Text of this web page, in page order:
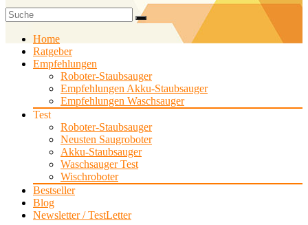
Home
Ratgeber
Empfehlungen
Roboter-Staubsauger
Empfehlungen Akku-Staubsauger
Empfehlungen Waschsauger
Test
Roboter-Staubsauger
Neusten Saugroboter
Akku-Staubsauger
Waschsauger Test
Wischroboter
Bestseller
Blog
Newsletter / TestLetter